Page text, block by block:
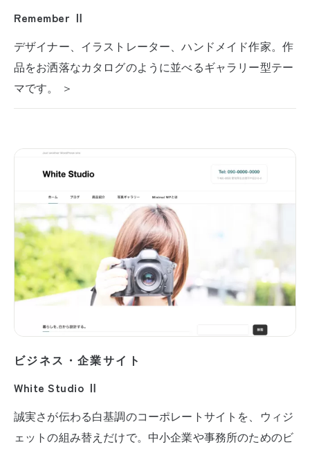
Remember Ⅱ
デザイナー、イラストレーター、ハンドメイド作家。作
品をお洒落なカタログのように並べるギャラリー型テー
マです。 ＞
ビジネス・企業サイト
White Studio Ⅱ
誠実さが伝わる白基調のコーポレートサイトを、ウィジ
ェットの組み替えだけで。中小企業や事務所のためのビ